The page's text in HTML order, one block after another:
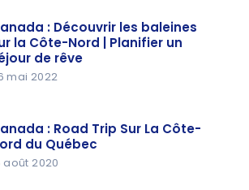
: Découvrir les baleines
la Côte-Nord | Planifier un
de rêve
mai 2022
: Road Trip Sur La Côte-
du Québec
août 2020